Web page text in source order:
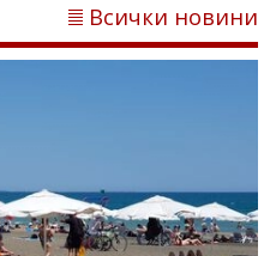
Всички новини